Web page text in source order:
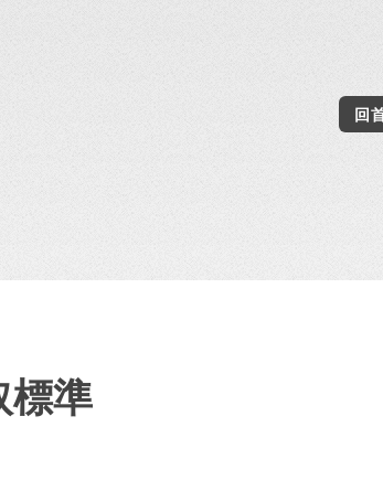
回
標準